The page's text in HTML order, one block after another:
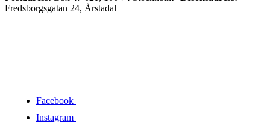
Fredsborgsgatan 24, Årstadal
Facebook
Instagram